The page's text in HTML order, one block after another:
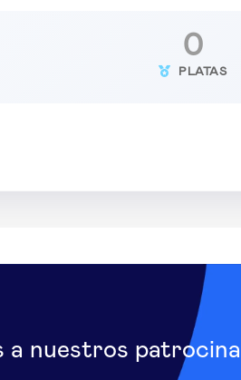
0
PLATAS
a nuestros